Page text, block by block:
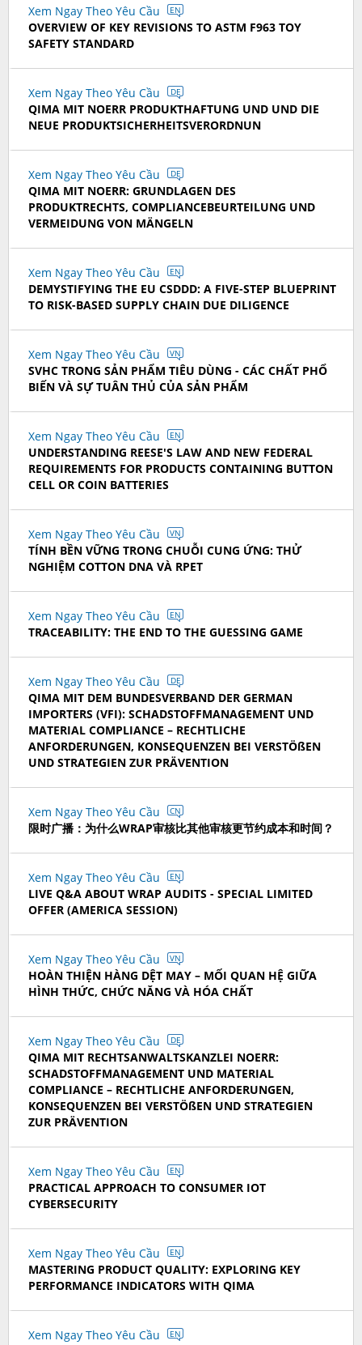
Xem Ngay Theo Yêu Cầu EN
OVERVIEW OF KEY REVISIONS TO ASTM F963 TOY
SAFETY STANDARD
Xem Ngay Theo Yêu Cầu DE
QIMA MIT NOERR PRODUKTHAFTUNG UND UND DIE
NEUE PRODUKTSICHERHEITSVERORDNUN
Xem Ngay Theo Yêu Cầu DE
QIMA MIT NOERR: GRUNDLAGEN DES
PRODUKTRECHTS, COMPLIANCEBEURTEILUNG UND
VERMEIDUNG VON MÄNGELN
Xem Ngay Theo Yêu Cầu EN
DEMYSTIFYING THE EU CSDDD: A FIVE-STEP BLUEPRINT
TO RISK-BASED SUPPLY CHAIN DUE DILIGENCE
Xem Ngay Theo Yêu Cầu VN
SVHC TRONG SẢN PHẨM TIÊU DÙNG - CÁC CHẤT PHỔ
BIẾN VÀ SỰ TUÂN THỦ CỦA SẢN PHẨM
Xem Ngay Theo Yêu Cầu EN
UNDERSTANDING REESE'S LAW AND NEW FEDERAL
REQUIREMENTS FOR PRODUCTS CONTAINING BUTTON
CELL OR COIN BATTERIES
Xem Ngay Theo Yêu Cầu VN
TÍNH BỀN VỮNG TRONG CHUỖI CUNG ỨNG: THỬ
NGHIỆM COTTON DNA VÀ RPET
Xem Ngay Theo Yêu Cầu EN
TRACEABILITY: THE END TO THE GUESSING GAME
Xem Ngay Theo Yêu Cầu DE
QIMA MIT DEM BUNDESVERBAND DER GERMAN
IMPORTERS (VFI): SCHADSTOFFMANAGEMENT UND
MATERIAL COMPLIANCE – RECHTLICHE
ANFORDERUNGEN, KONSEQUENZEN BEI VERSTÖßEN
UND STRATEGIEN ZUR PRÄVENTION
Xem Ngay Theo Yêu Cầu CN
限时广播：为什么WRAP审核比其他审核更节约成本和时间？
Xem Ngay Theo Yêu Cầu EN
LIVE Q&A ABOUT WRAP AUDITS - SPECIAL LIMITED
OFFER (AMERICA SESSION)
Xem Ngay Theo Yêu Cầu VN
HOÀN THIỆN HÀNG DỆT MAY – MỐI QUAN HỆ GIỮA
HÌNH THỨC, CHỨC NĂNG VÀ HÓA CHẤT
Xem Ngay Theo Yêu Cầu DE
QIMA MIT RECHTSANWALTSKANZLEI NOERR:
SCHADSTOFFMANAGEMENT UND MATERIAL
COMPLIANCE – RECHTLICHE ANFORDERUNGEN,
KONSEQUENZEN BEI VERSTÖßEN UND STRATEGIEN
ZUR PRÄVENTION
Xem Ngay Theo Yêu Cầu EN
PRACTICAL APPROACH TO CONSUMER IOT
CYBERSECURITY
Xem Ngay Theo Yêu Cầu EN
MASTERING PRODUCT QUALITY: EXPLORING KEY
PERFORMANCE INDICATORS WITH QIMA
Xem Ngay Theo Yêu Cầu EN